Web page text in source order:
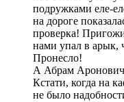
подружками еле-
на дороге
проверка!
нами упал в арык,
Пронесло!
А Абрам
Кстати, когда на
не было